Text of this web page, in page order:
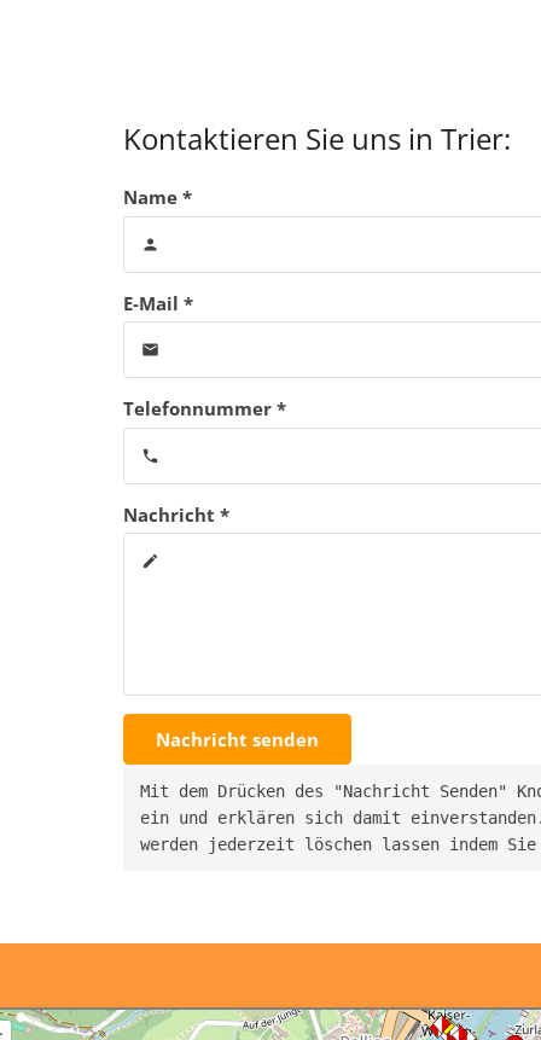
Kontaktieren Sie uns in Trier:
Name *
person
E-Mail *
email
Telefonnummer *
phone
Nachricht *
create
Nachricht senden
Mit dem Drücken des "Nachricht Senden"
ein und erklären sich damit
werden jederzeit löschen lassen indem